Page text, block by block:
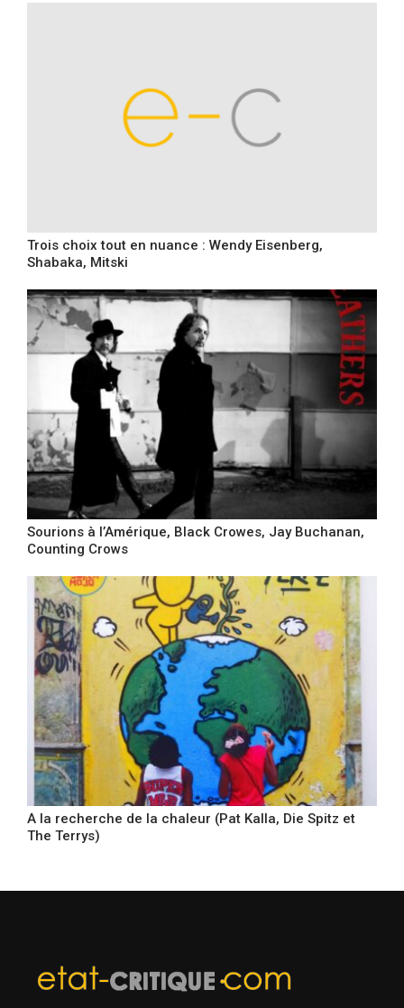
Trois choix tout en nuance : Wendy Eisenberg,
Shabaka, Mitski
Sourions à l’Amérique, Black Crowes, Jay Buchanan,
Counting Crows
A la recherche de la chaleur (Pat Kalla, Die Spitz et
The Terrys)